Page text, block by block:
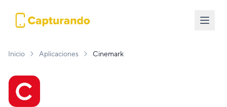
Inicio Aplicaciones Cinemark